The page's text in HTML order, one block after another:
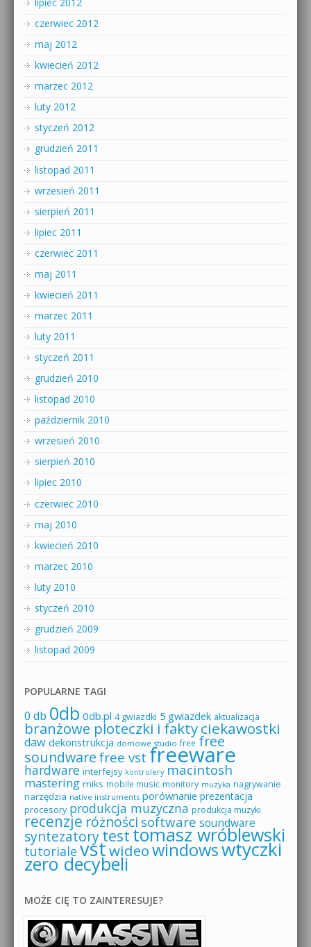
czerwiec 2012
maj 2012
kwiecień 2012
marzec 2012
luty 2012
styczeń 2012
grudzień 2011
listopad 2011
wrzesień 2011
sierpień 2011
lipiec 2011
czerwiec 2011
maj 2011
kwiecień 2011
marzec 2011
luty 2011
styczeń 2011
grudzień 2010
listopad 2010
październik 2010
wrzesień 2010
sierpień 2010
lipiec 2010
czerwiec 2010
maj 2010
kwiecień 2010
marzec 2010
luty 2010
styczeń 2010
grudzień 2009
listopad 2009
POPULARNE TAGI
0 db 0db 0db.pl 4 gwiazdki 5 gwiazdek aktualizacja
branżowe ploteczki i faktyciekawostki
daw dekonstrukcja domowe studio free free
soundware free vst freeware
hardware interfejsy kontrolery macintosh
mastering miks mobile music monitory muzyka nagrywanie
narzędzia native instruments porównanie prezentacja
procesory produkcja muzyczna produkcja muzyki
recenzje różności software soundware
syntezatorytesttomasz wróblewski
tutoriale vstwideowindowswtyczki
zero decybeli
MOŻE CIĘ TO ZAINTERESUJE?